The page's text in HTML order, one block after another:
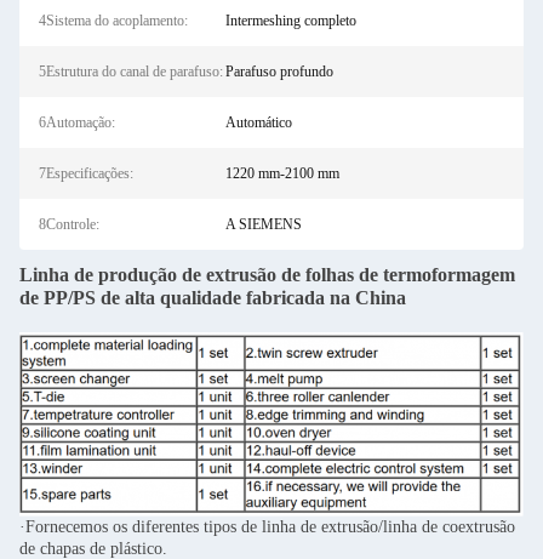
4Sistema do acoplamento: Intermeshing completo
5Estrutura do canal de parafuso:Parafuso profundo
6Automação: Automático
7Especificações: 1220 mm-2100 mm
8Controle: A SIEMENS
Linha de produção de extrusão de folhas de termoformagem
de PP/PS de alta qualidade fabricada na China
·Fornecemos os diferentes tipos de linha de extrusão/linha de coextrusão
de chapas de plástico.